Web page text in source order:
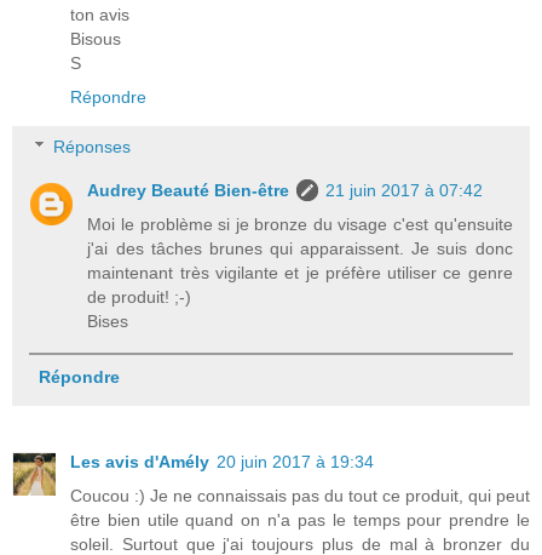
ton avis
Bisous
S
Répondre
Réponses
Audrey Beauté Bien-être
21 juin 2017 à 07:42
Moi le problème si je bronze du visage c'est qu'ensuite
j'ai des tâches brunes qui apparaissent. Je suis donc
maintenant très vigilante et je préfère utiliser ce genre
de produit! ;-)
Bises
Répondre
Les avis d'Amély 20 juin 2017 à 19:34
Coucou :) Je ne connaissais pas du tout ce produit, qui peut
être bien utile quand on n'a pas le temps pour prendre le
soleil. Surtout que j'ai toujours plus de mal à bronzer du